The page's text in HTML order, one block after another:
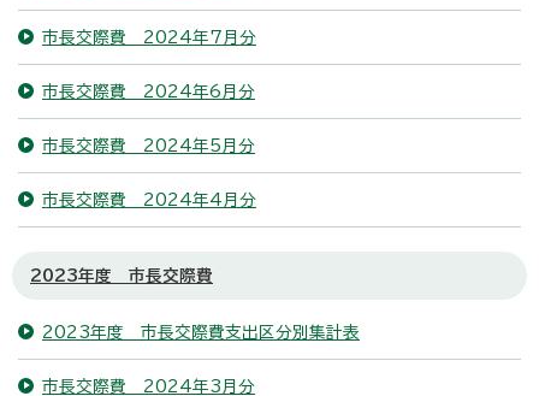
市長交際費 2024年7月分
市長交際費 2024年6月分
市長交際費 2024年5月分
市長交際費 2024年4月分
2023年度 市長交際費
2023年度 市長交際費支出区分別集計表
市長交際費 2024年3月分